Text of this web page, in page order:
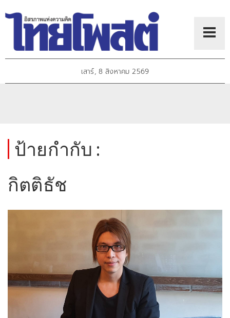
เสาร์, 8 สิงหาคม 2569
ป้ายกำกับ :
กิตติธัช